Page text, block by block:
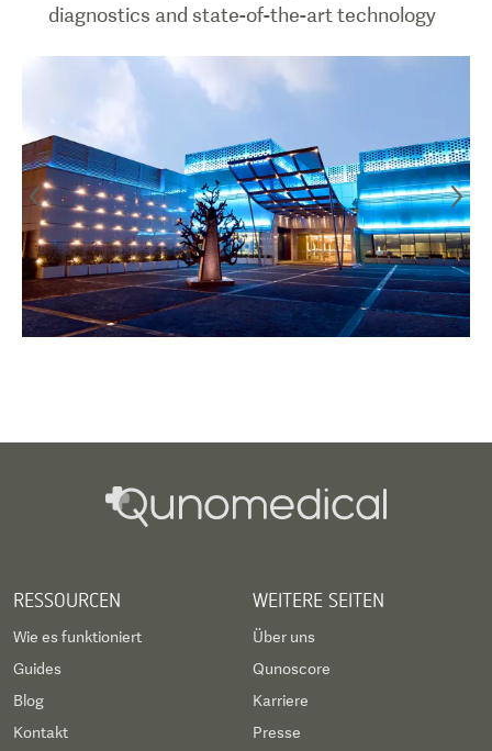
diagnostics and state-of-the-art technology
RESSOURCEN
Wie es funktioniert
Guides
Blog
Kontakt
WEITERE SEITEN
Über uns
Qunoscore
Karriere
Presse